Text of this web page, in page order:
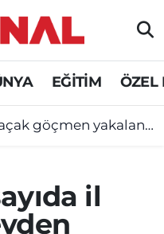
EĞİTİM ÖZEL
göçmen yakalandı
il
ve Fikstür